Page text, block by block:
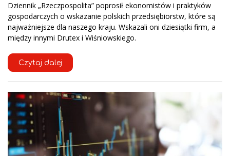
Dziennik „Rzeczpospolita” poprosił ekonomistów i praktyków
gospodarczych o wskazanie polskich przedsiębiorstw, które są
najważniejsze dla naszego kraju. Wskazali oni dziesiątki firm, a
między innymi Drutex i Wiśniowskiego.
Czytaj dalej